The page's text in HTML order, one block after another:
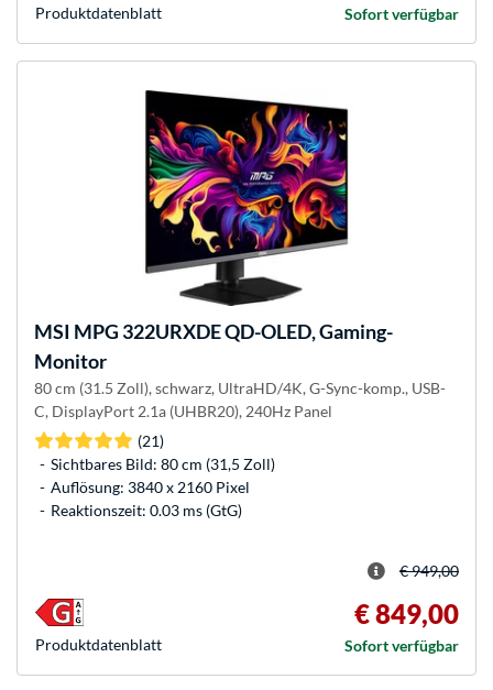
Sofort verfügbar
Produkt­datenblatt
MSI MPG 322URXDE QD-OLED, Gaming-
Monitor
80 cm (31.5 Zoll), schwarz, UltraHD/4K, G-Sync-komp., USB-
C, DisplayPort 2.1a (UHBR20), 240Hz Panel
(21)
Sichtbares Bild: 80 cm (31,5 Zoll)
Auflösung: 3840 x 2160 Pixel
Reaktionszeit: 0.03 ms (GtG)
€ 949,00
€ 849,00
Sofort verfügbar
Produkt­datenblatt